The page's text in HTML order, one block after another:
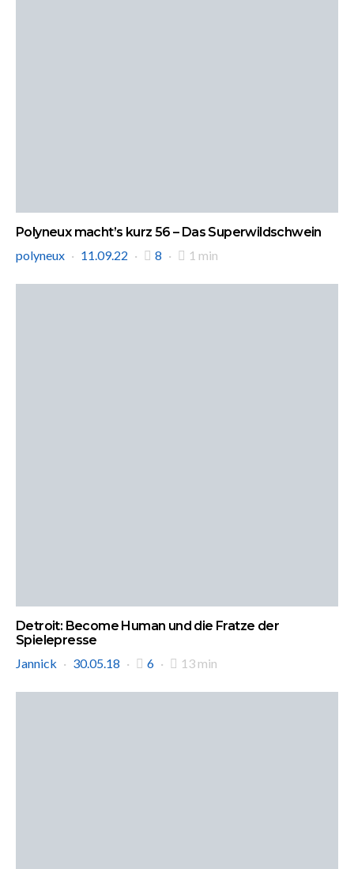
Polyneux macht’s kurz 56 – Das Superwildschwein
polyneux
11.09.22 8 1 min
Detroit: Become Human und die Fratze der
Spielepresse
Jannick
30.05.18 6 13 min